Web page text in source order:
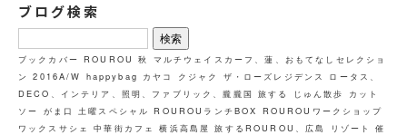
ブログ検索
検
索:
ブックカバー ROUROU 秋
マルチウェイスカーフ、蓮、おもてなしセレクショ
ン 2016A/W happybag カヤコ クジャク ザ・ローズレジデンス
ロータス、
DECO、インテリア、照明、ファブリック、朧朧国 旅する じゅん散歩
カット
ソー がま口 土曜スペシャル ROUROUランチBOX ROUROUワークショップ
ワックスサシェ
中華街カフェ 横浜高島屋 旅するROUROU、広島 リゾート
催